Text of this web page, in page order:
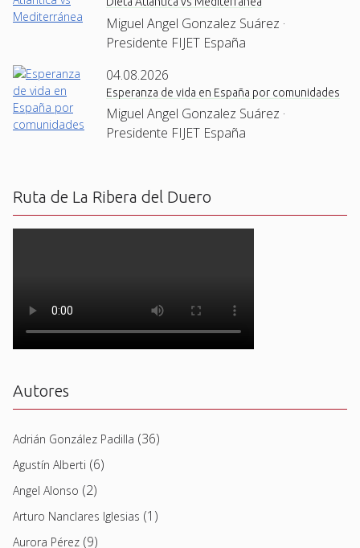
Miguel Angel Gonzalez Suárez ·
Presidente FIJET España
04.08.2026
Esperanza de vida en España por comunidades
Miguel Angel Gonzalez Suárez ·
Presidente FIJET España
Ruta de La Ribera del Duero
Autores
Adrián González Padilla (36)
Agustín Alberti (6)
Angel Alonso (2)
Arturo Nanclares Iglesias (1)
Aurora Pérez (9)